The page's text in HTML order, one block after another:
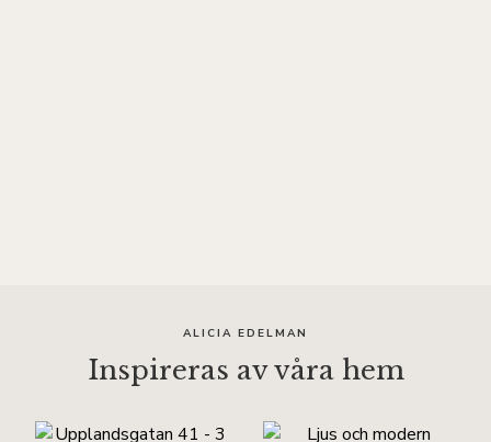
ALICIA EDELMAN
Inspireras av våra hem